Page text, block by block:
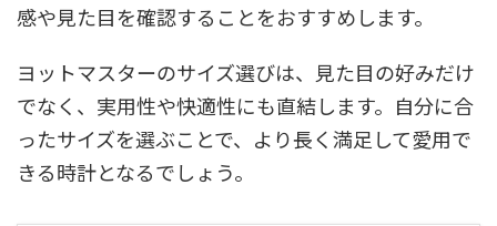
感や見た目を確認することをおすすめします。
ヨットマスターのサイズ選びは、見た目の好みだけ
でなく、実用性や快適性にも直結します。自分に合
ったサイズを選ぶことで、より長く満足して愛用で
きる時計となるでしょう。